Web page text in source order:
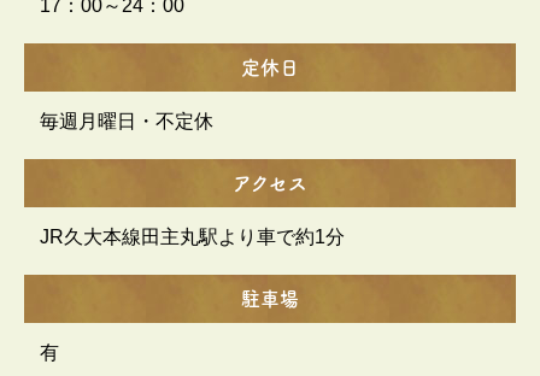
17：00～24：00
定休日
毎週月曜日・不定休
アクセス
JR久大本線田主丸駅より車で約1分
駐車場
有